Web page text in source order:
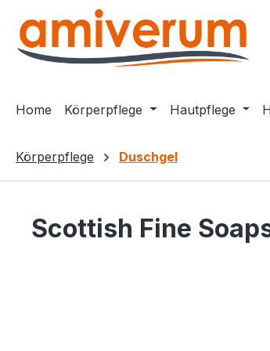
Hauptinhalt springen
Zur Suche springen
Zur Hauptnavigation springen
Home Körperpflege Hautpflege
Körperpflege Duschgel
Scottish Fine